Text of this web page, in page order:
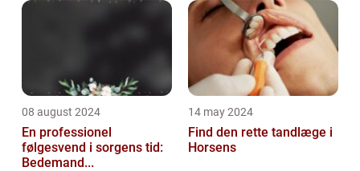
08 august 2024
En professionel
følgesvend i sorgens tid:
Bedemand...
14 may 2024
Find den rette tandlæge i
Horsens